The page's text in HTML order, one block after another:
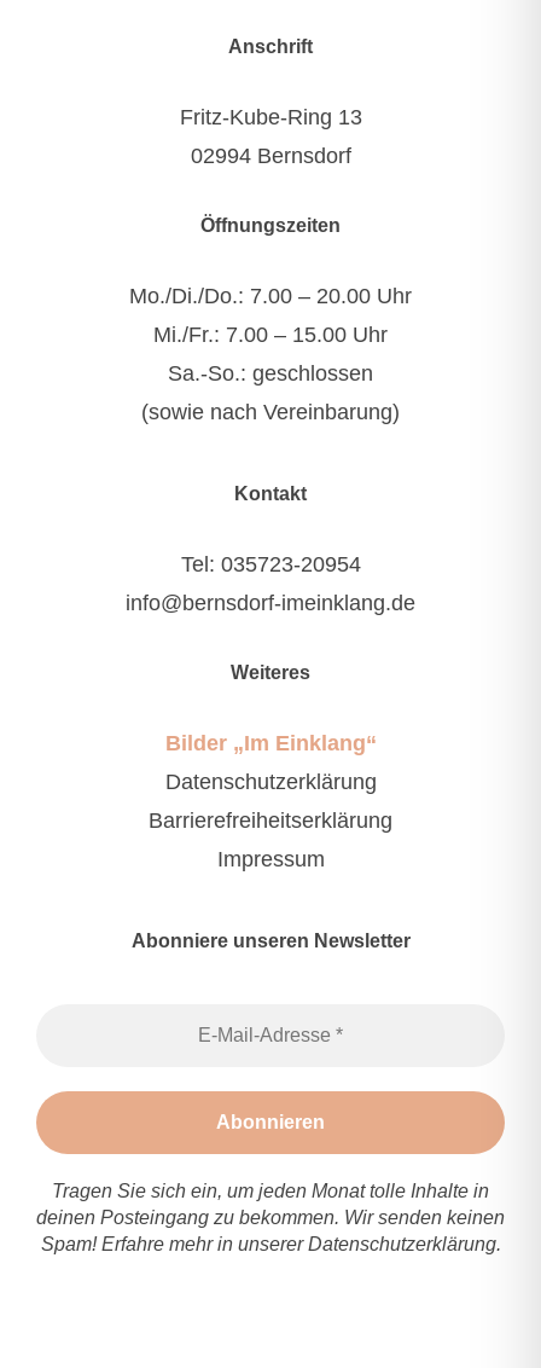
Anschrift
Fritz-Kube-Ring 13
02994 Bernsdorf
Öffnungszeiten
Mo./Di./Do.: 7.00 – 20.00 Uhr
Mi./Fr.: 7.00 – 15.00 Uhr
Sa.-So.: geschlossen
(sowie nach Vereinbarung)
Kontakt
Tel: 035723-20954
info@bernsdorf-imeinklang.de
Weiteres
Bilder „Im Einklang“
Datenschutzerklärung
Barrierefreiheitserklärung
Impressum
Abonniere unseren Newsletter
Tragen Sie sich ein, um jeden Monat tolle Inhalte in
deinen Posteingang zu bekommen. Wir senden keinen
Spam! Erfahre mehr in unsererDatenschutzerklärung.